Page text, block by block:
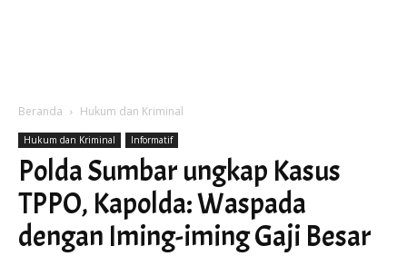
Beranda Hukum dan Kriminal
Hukum dan Kriminal Informatif
Polda Sumbar ungkap Kasus
TPPO, Kapolda: Waspada
dengan Iming-iming Gaji Besar